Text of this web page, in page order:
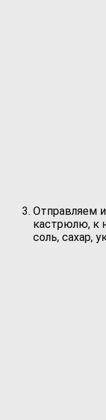
Отправляем
кастрюлю, к
соль, сахар,